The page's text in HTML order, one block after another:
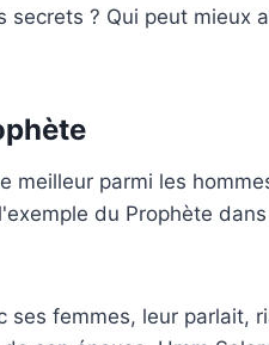
? Qui peut mieux
meilleur parmi les
du Prophète
ses femmes, leur parlait,